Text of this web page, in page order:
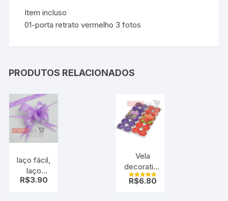
Item incluso
01-porta retrato vermelho 3 fotos
PRODUTOS RELACIONADOS
laço fácil,
laço
mágico,
R$3.90
Vela
decorativa
e
aromáticas
Avaliação
R$6.80